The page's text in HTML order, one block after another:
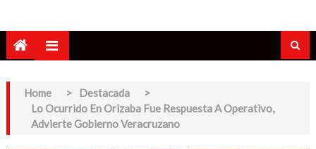
Home > Destacada
>
Lo Ocurrido En Orizaba Fue Respuesta A Operativo,
Advierte Gobierno Veracruzano